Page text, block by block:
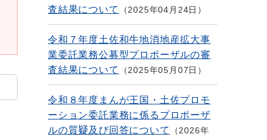
査結果について
2025年04月24日
令和７年度土佐和牛地消地産拡大事
業委託業務公募型プロポーザルの審
査結果について
2025年05月07日
令和８年度まんが王国・土佐プロモ
ーション委託業務に係るプロポーザ
ルの質疑及び回答について
2026年